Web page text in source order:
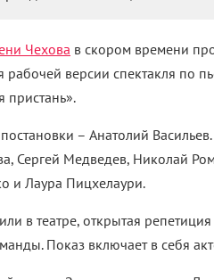
Чехова в скором времени
рабочей версии спектакля по
пристань».
– Анатолий
Сергей Медведев, Николай
и Лаура Пицхелаури.
в театре, открытая
Показ включает в себя